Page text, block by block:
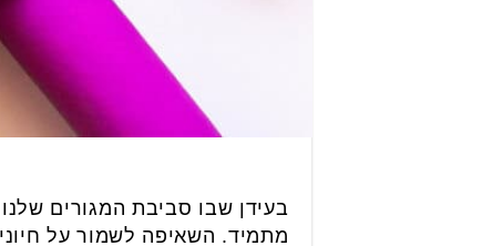
בעידן שבו סביבת המגורים
מתמיד. השאיפה לשמור על